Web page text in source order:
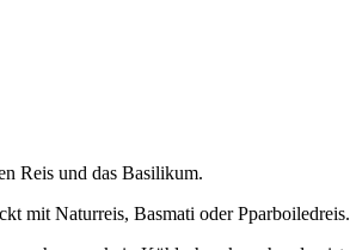
Reis und das Basilikum.
mit Naturreis, Basmati oder Pparboiledreis.